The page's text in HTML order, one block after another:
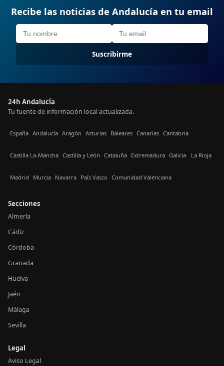
Recibe las noticias de Andalucía en tu email
Suscribirme
24h Andalucía
Tu fuente de información local actualizada.
España Andalucía Aragón Asturias Baleares Canarias Cantabria
Castilla La-Mancha Castilla y León Cataluña Extremadura Galicia La Rioja
Madrid Murcia Navarra País Vasco Comunidad Valenciana
Secciones
Almería
Cádiz
Córdoba
Granada
Huelva
Jaén
Málaga
Sevilla
Legal
Aviso Legal